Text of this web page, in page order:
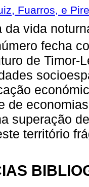
Fuarros, e
da vida
fecha
de Timor-
de
superação
território